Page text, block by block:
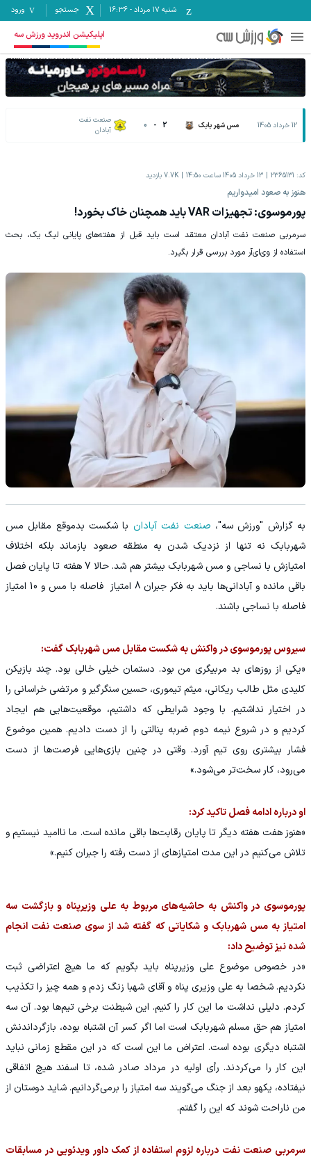
شنبه ۱۷ مرداد -
16:36 جستجو ورود
اپلیکیشن اندروید ورزش سه
12 خرداد 1405 مس شهر بابک 2
-
0
صنعت نفت
آبادان
کد: 2365131 13 خرداد 1405 ساعت 14:50 7.7K بازدید
هنوز به صعود امیدواریم
پورموسوی: تجهیزات VAR باید همچنان خاک بخورد!
سرمربی صنعت نفت آبادان معتقد است باید قبل از هفته‌های پایانی لیگ یک، بحث
استفاده از وی‌ای‌آر مورد بررسی قرار بگیرد.
به گزارش "ورزش سه"، صنعت نفت آبادان با شکست بدموقع مقابل مس
شهربابک نه تنها از نزدیک شدن به منطقه صعود بازماند بلکه اختلاف
امتیازش با نساجی و مس شهربابک بیشتر هم شد. حالا 7 هفته تا پایان فصل
باقی مانده و آبادانی‌ها باید به فکر جبران 8 امتیاز فاصله با مس و 10 امتیاز
فاصله با نساجی باشند.
سیروس پورموسوی در واکنش به شکست مقابل مس شهربابک گفت:
«یکی از روزهای بد مربیگری من بود. دستمان خیلی خالی بود. چند بازیکن
کلیدی مثل طالب ریکانی، میثم تیموری، حسین سنگرگیر و مرتضی خراسانی را
در اختیار نداشتیم. با وجود شرایطی که داشتیم، موقعیت‌هایی هم ایجاد
کردیم و در شروع نیمه دوم ضربه پنالتی را از دست دادیم. همین موضوع
فشار بیشتری روی تیم آورد. وقتی در چنین بازی‌هایی فرصت‌ها از دست
می‌رود، کار سخت‌تر می‌شود.»
او درباره ادامه فصل تاکید کرد:
«هنوز هفت هفته دیگر تا پایان رقابت‌ها باقی مانده است. ما ناامید نیستیم و
تلاش می‌کنیم در این مدت امتیازهای از دست رفته را جبران کنیم.»
پورموسوی در واکنش به حاشیه‌های مربوط به علی وزیرپناه و بازگشت سه
امتیاز به مس شهربابک و شکایاتی که گفته شد از سوی صنعت نفت انجام
شده نیز توضیح داد:
«در خصوص موضوع علی وزیرپناه باید بگویم که ما هیچ اعتراضی ثبت
نکردیم. شخصا به علی وزیری پناه و آقای شهبا زنگ زدم و همه چیز را تکذیب
کردم. دلیلی نداشت ما این کار را کنیم. این شیطنت برخی تیم‌ها بود. آن سه
امتیاز هم حق مسلم شهربابک است اما اگر کسر آن اشتباه بوده، بازگرداندنش
اشتباه دیگری بوده است. اعتراض ما این است که در این مقطع زمانی نباید
این کار را می‌کردند. رأی اولیه در مرداد صادر شده، تا اسفند هیچ اتفاقی
نیفتاده، یکهو بعد از جنگ می‌گویند سه امتیاز را برمی‌گردانیم. شاید دوستان از
من ناراحت شوند که این را گفتم.
سرمربی صنعت نفت درباره لزوم استفاده از کمک داور ویدئویی در مسابقات